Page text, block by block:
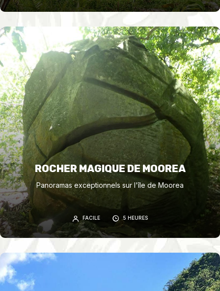
ROCHER MAGIQUE DE MOOREA
Panoramas exceptionnels sur l'île de Moorea
FACILE 5 HEURES